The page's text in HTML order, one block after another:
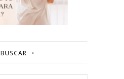
BUSCAR